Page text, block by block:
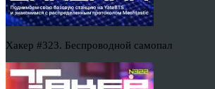
Хакер #323. Беспроводной самопал